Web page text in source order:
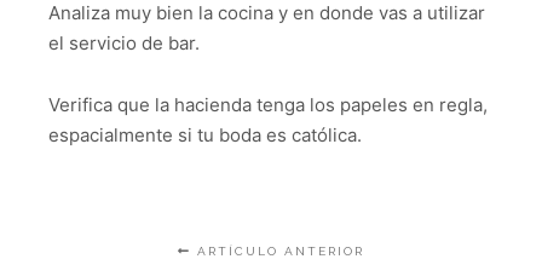
Analiza muy bien la cocina y en donde vas a utilizar
el servicio de bar.
Verifica que la hacienda tenga los papeles en regla,
espacialmente si tu boda es católica.
ARTÍCULO ANTERIOR